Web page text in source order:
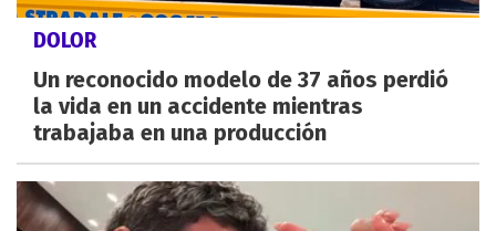
DOLOR
Un reconocido modelo de 37 años perdió
la vida en un accidente mientras
trabajaba en una producción